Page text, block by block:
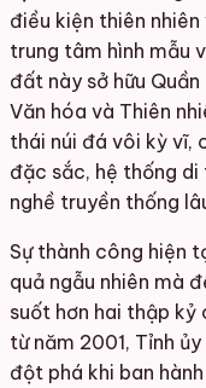
điều kiện thiên
trung tâm hình mẫu
đất này sở hữu
Văn hóa và Thiên
thái núi đá vôi kỳ vĩ,
đặc sắc, hệ thống
nghề truyền thống
Sự thành công hiện
quả ngẫu nhiên mà
suốt hơn hai thập kỷ
từ năm 2001, Tỉnh
đột phá khi ban